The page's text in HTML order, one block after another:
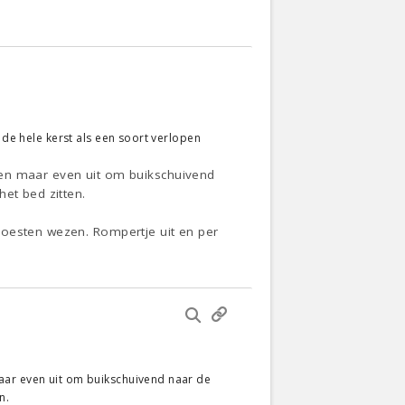
hele kerst als een soort verlopen
maar even uit om buikschuivend
bed zitten.
wezen. Rompertje uit en per
even uit om buikschuivend naar de